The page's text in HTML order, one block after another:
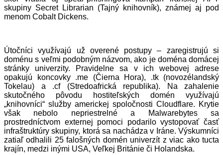
skupiny Secret Librarian (Tajný knihovník), známej aj pod
menom Cobalt Dickens.
Útočníci využívajú už overené postupy – zaregistrujú si
doménu s veľmi podobným názvom, ako je doména domácej
stránky univerzity. Pravidelne sa v ich webovej adrese
opakujú koncovky .me (Čierna Hora), .tk (novozélandský
Tokelau) a .cf (Stredoafrická republika). Na zahalenie
skutočného pôvodu hostiteľských domén využívajú
„knihovníci“ služby americkej spoločnosti Cloudflare. Krytie
však nebolo nepriestrelné a Malwarebytes sa
prostredníctvom externej pomoci podarilo vystopovať časť
infraštruktúry skupiny, ktorá sa nachádza v Iráne. Výskumníci
zatiaľ odhalili 25 falošných domén univerzít z viac ako tucta
krajín, medzi inými USA, Veľkej Británie či Holandska.